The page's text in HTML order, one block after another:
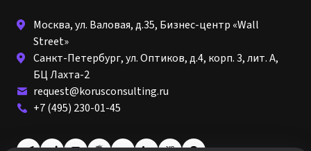
Москва, ул. Валовая, д.35, Бизнес-центр «Wall
Street»
Санкт-Петербург, ул. Оптиков, д.4, корп. 3, лит. А,
БЦ Лахта-2
request@korusconsulting.ru
+7 (495) 230-01-45